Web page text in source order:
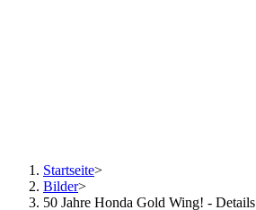
Startseite>
Bilder>
50 Jahre Honda Gold Wing! - Details